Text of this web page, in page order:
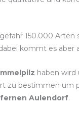
150.000 Arten
kommt es aber
haben wird
zu bestimmen um
Aulendorf.